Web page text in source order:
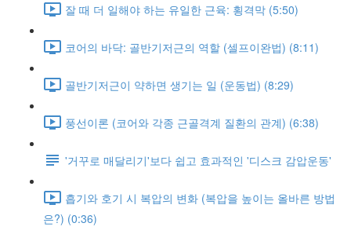
잘 때 더 일해야 하는 유일한 근육: 횡격막 (5:50)
코어의 바닥: 골반기저근의 역할 (셀프이완법) (8:11)
골반기저근이 약하면 생기는 일 (운동법) (8:29)
풍선이론 (코어와 각종 근골격계 질환의 관계) (6:38)
'거꾸로 매달리기'보다 쉽고 효과적인 '디스크 감압운동'
흡기와 호기 시 복압의 변화 (복압을 높이는 올바른 방법
은?) (0:36)